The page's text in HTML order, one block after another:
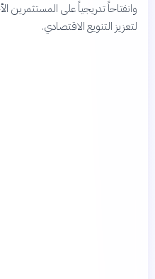
لتعزيز التنويع الاقتصادي.